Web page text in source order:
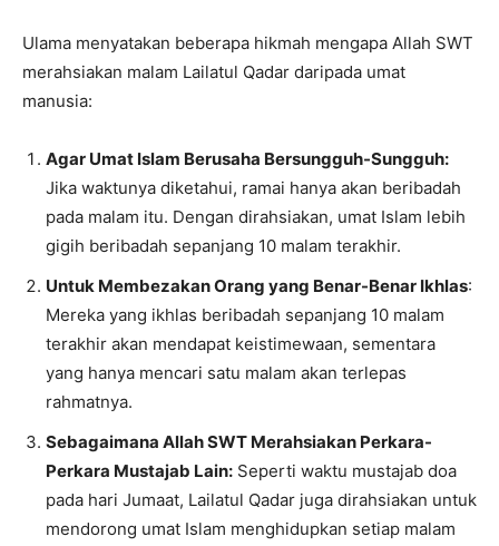
Ulama menyatakan beberapa hikmah mengapa Allah SWT
merahsiakan malam Lailatul Qadar daripada umat
manusia:
Agar Umat Islam Berusaha Bersungguh-Sungguh:
Jika waktunya diketahui, ramai hanya akan beribadah
pada malam itu. Dengan dirahsiakan, umat Islam lebih
gigih beribadah sepanjang 10 malam terakhir.
Untuk Membezakan Orang yang Benar-Benar Ikhlas:
Mereka yang ikhlas beribadah sepanjang 10 malam
terakhir akan mendapat keistimewaan, sementara
yang hanya mencari satu malam akan terlepas
rahmatnya.
Sebagaimana Allah SWT Merahsiakan Perkara-
Perkara Mustajab Lain: Seperti waktu mustajab doa
pada hari Jumaat, Lailatul Qadar juga dirahsiakan untuk
mendorong umat Islam menghidupkan setiap malam